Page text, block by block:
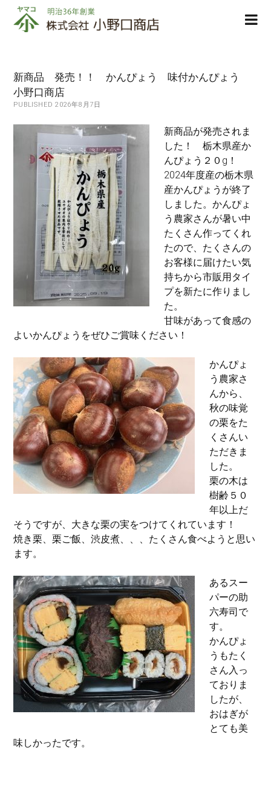
株
式
小
野
口
新商品 発売！！ かんぴょう 味付かんぴょう
小野口商店
PUBLISHED 2026年8月7日
新商品が発売されま
した！ 栃木県産か
んぴょう２０g！
2024年度産の栃木県
産かんぴょうが終了
しました。かんぴょ
う農家さんが暑い中
たくさん作ってくれ
たので、たくさんの
お客様に届けたい気
持ちから市販用タイ
プを新たに作りまし
た。
甘味があって食感の
よいかんぴょうをぜひご賞味ください！
かんぴょ
う農家さ
んから、
秋の味覚
の栗をた
くさんい
ただきま
した。
栗の木は
樹齢５０
年以上だ
そうですが、大きな栗の実をつけてくれています！
焼き栗、栗ご飯、渋皮煮、、、たくさん食べようと思い
ます。
あるスー
パーの助
六寿司で
す。
かんぴょ
うもたく
さん入っ
ておりま
したが、
おはぎが
とても美
味しかったです。